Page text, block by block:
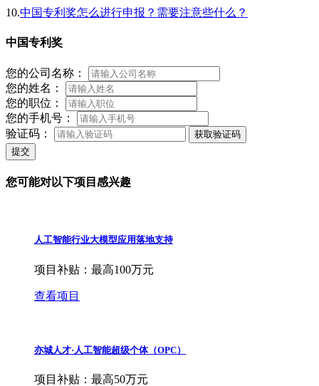
10.中国专利奖怎么进行申报？需要注意些什么？
中国专利奖
您的公司名称：
您的姓名：
您的职位：
您的手机号：
验证码：
获取验证码
提交
您可能对以下项目感兴趣
人工智能行业大模型应用落地支持
项目补贴： 最高100万元
查看项目
亦城人才·人工智能超级个体（OPC）
项目补贴： 最高50万元